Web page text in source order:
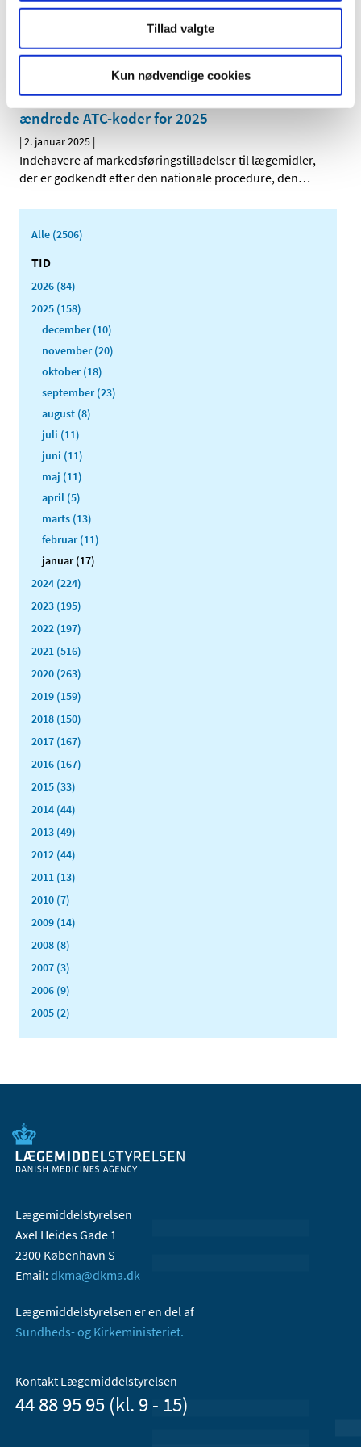
Tillad valgte
Kun nødvendige cookies
Den Europæiske Farmakopékommission har godkendt at
fjerne testen for såkaldte pyrogener (giftstoffer fra…
Opdatering af produktresumeer på grund af
ændrede ATC-koder for 2025
| 2. januar 2025 |
Indehavere af markedsføringstilladelser til lægemidler,
der er godkendt efter den nationale procedure, den…
Alle (2506)
TID
2026 (84)
2025 (158)
december (10)
november (20)
oktober (18)
september (23)
august (8)
juli (11)
juni (11)
maj (11)
april (5)
marts (13)
februar (11)
januar (17)
2024 (224)
2023 (195)
2022 (197)
2021 (516)
2020 (263)
2019 (159)
2018 (150)
2017 (167)
2016 (167)
2015 (33)
2014 (44)
2013 (49)
2012 (44)
2011 (13)
2010 (7)
2009 (14)
2008 (8)
2007 (3)
2006 (9)
2005 (2)
Lægemiddelstyrelsen
Axel Heides Gade 1
2300 København S
Email: dkma@dkma.dk
Lægemiddelstyrelsen er en del af
Sundheds- og Kirkeministeriet.
Kontakt Lægemiddelstyrelsen
44 88 95 95 (kl. 9 - 15)